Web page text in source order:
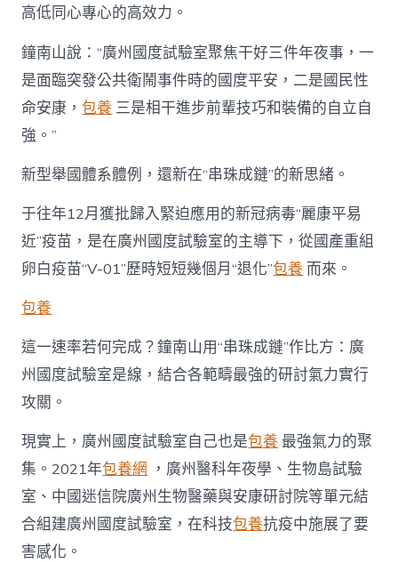
高低同心專心的高效力。
鐘南山說：“廣州國度試驗室聚焦干好三件年夜事，一
是面臨突發公共衛鬧事件時的國度平安，二是國民性
命安康，包養 三是相干進步前輩技巧和裝備的自立自
強。”
新型舉國體系體例，還新在“串珠成鏈”的新思緒。
于往年12月獲批歸入緊迫應用的新冠病毒“麗康平易
近”疫苗，是在廣州國度試驗室的主導下，從國產重組
卵白疫苗“V-01”歷時短短幾個月“退化”包養 而來。
包養
這一速率若何完成？鐘南山用“串珠成鏈”作比方：廣
州國度試驗室是線，結合各範疇最強的研討氣力實行
攻關。
現實上，廣州國度試驗室自己也是包養 最強氣力的聚
集。2021年包養網 ，廣州醫科年夜學、生物島試驗
室、中國迷信院廣州生物醫藥與安康研討院等單元結
合組建廣州國度試驗室，在科技包養抗疫中施展了要
害感化。